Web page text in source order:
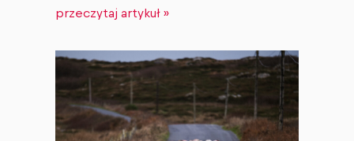
przeczytaj artykuł »